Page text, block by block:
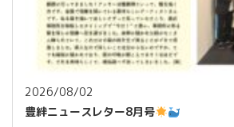
2026/08/02
豊絆ニュースレター8月号